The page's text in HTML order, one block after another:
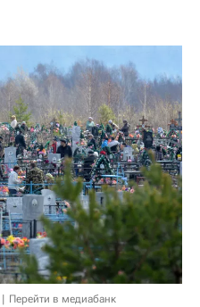
Перейти в медиабанк